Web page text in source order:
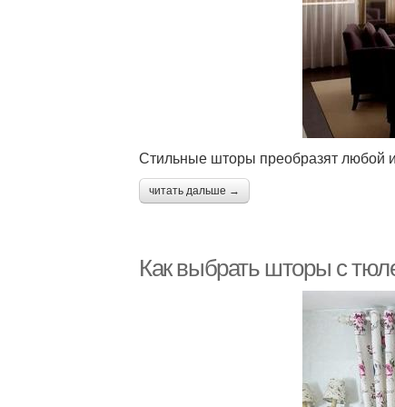
Стильные шторы преобразят любой
читать дальше →
Как выбрать шторы с